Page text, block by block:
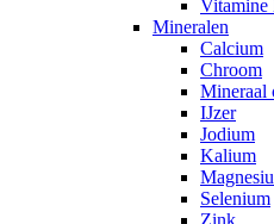
Vitamine
Mineralen
Calcium
Chroom
Mineraal
IJzer
Jodium
Kalium
Selenium
Zink